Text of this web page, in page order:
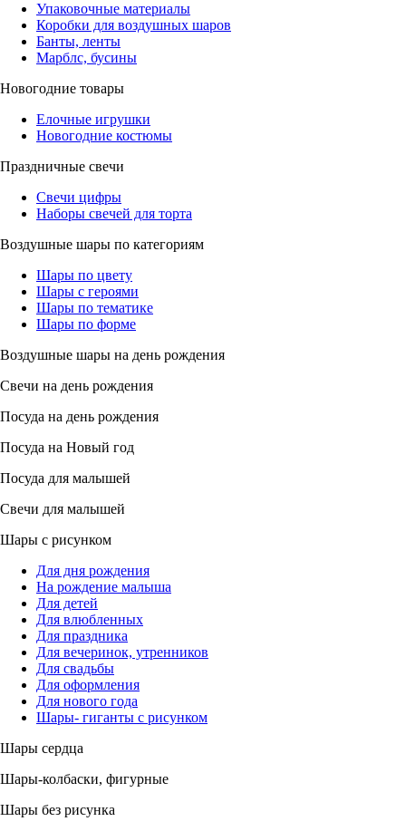
Упаковочные материалы
Коробки для воздушных шаров
Банты, ленты
Марблс, бусины
Новогодние товары
Елочные игрушки
Новогодние костюмы
Праздничные свечи
Свечи цифры
Наборы свечей для торта
Воздушные шары по категориям
Шары по цвету
Шары с героями
Шары по тематике
Шары по форме
Воздушные шары на день рождения
Свечи на день рождения
Посуда на день рождения
Посуда на Новый год
Посуда для малышей
Свечи для малышей
Шары с рисунком
Для дня рождения
На рождение малыша
Для детей
Для влюбленных
Для праздника
Для вечеринок, утренников
Для свадьбы
Для оформления
Для нового года
Шары- гиганты с рисунком
Шары сердца
Шары-колбаски, фигурные
Шары без рисунка